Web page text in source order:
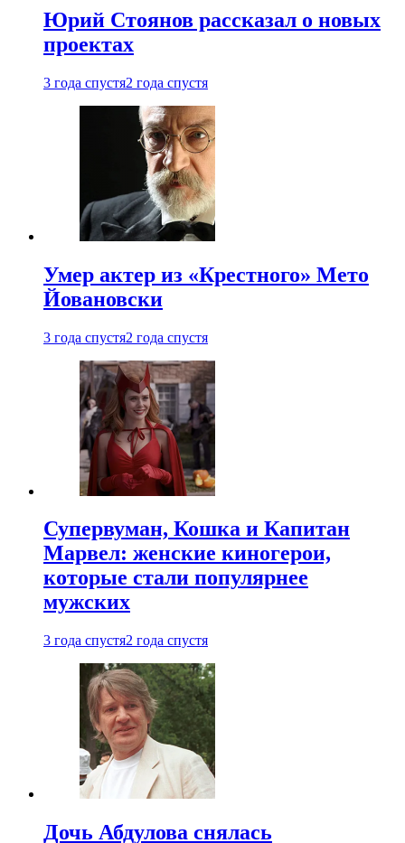
Юрий Стоянов рассказал о новых
проектах
3 года спустя2 года спустя
Умер актер из «Крестного» Мето
Йовановски
3 года спустя2 года спустя
Супервуман, Кошка и Капитан
Марвел: женские киногерои,
которые стали популярнее
мужских
3 года спустя2 года спустя
Дочь Абдулова снялась